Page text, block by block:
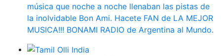
música que noche a noche llenaban las pistas de
la inolvidable Bon Ami. Hacete FAN de LA MEJOR
MUSICA!!! BONAMI RADIO de Argentina al Mundo.